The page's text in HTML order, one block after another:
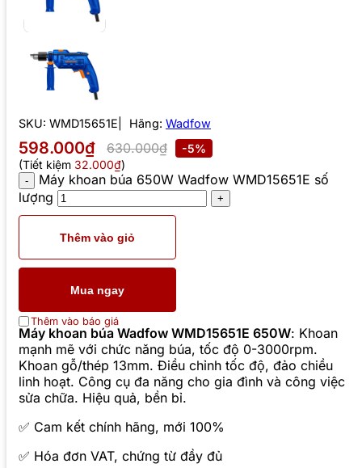
SKU: WMD15651E Hãng: Wadfow
598.000₫ 630.000₫
-5%
(Tiết kiệm 32.000₫)
Máy khoan búa 650W Wadfow WMD15651E số
lượng
Thêm vào giỏ
Mua ngay
Thêm vào báo giá
Máy khoan búa Wadfow WMD15651E 650W: Khoan
mạnh mẽ với chức năng búa, tốc độ 0-3000rpm.
Khoan gỗ/thép 13mm. Điều chỉnh tốc độ, đảo chiều
linh hoạt. Công cụ đa năng cho gia đình và công việc
sửa chữa. Hiệu quả, bền bỉ.
✅ Cam kết chính hãng, mới 100%
✅ Hóa đơn VAT, chứng từ đầy đủ